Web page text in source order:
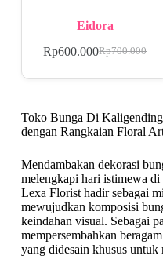
Eidora
Rp700.000
Rp600.000
Toko Bunga Di
dengan Rangkaian Floral
Mendambakan dekorasi
melengkapi hari istimewa
Lexa Florist hadir sebagai
mewujudkan komposisi
keindahan visual. Sebagai
mempersembahkan
yang didesain khusus untuk